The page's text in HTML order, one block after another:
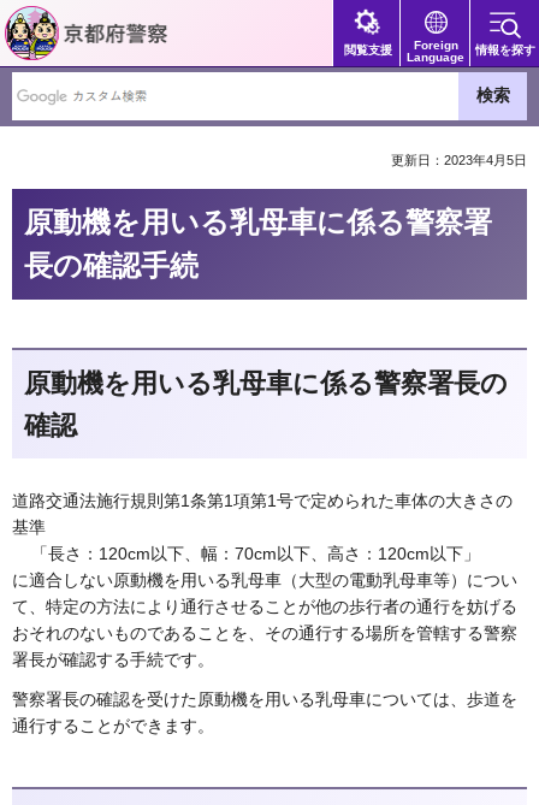
京都府警察
閲覧支援
Foreign
Language
情報を探す
更新日：2023年4月5日
原動機を用いる乳母車に係る警察署
長の確認手続
原動機を用いる乳母車に係る警察署長の
確認
道路交通法施行規則第1条第1項第1号で定められた車体の大きさの
基準
「長さ：120cm以下、幅：70cm以下、高さ：120cm以下」
に適合しない原動機を用いる乳母車（大型の電動乳母車等）につい
て、特定の方法により通行させることが他の歩行者の通行を妨げる
おそれのないものであることを、その通行する場所を管轄する警察
署長が確認する手続です。
警察署長の確認を受けた原動機を用いる乳母車については、歩道を
通行することができます。